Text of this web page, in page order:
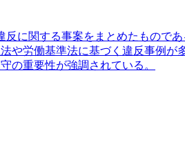
に関する事案をまとめたもので
労働基準法に基づく違反事例
の重要性が強調されている。